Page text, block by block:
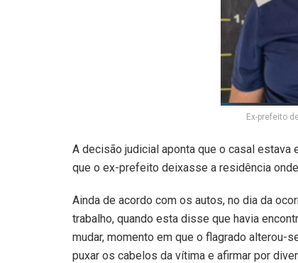
Ex-prefeito
A decisão judicial aponta que o casal
que o ex-prefeito deixasse a residência
Ainda de acordo com os autos, no dia da
trabalho, quando esta disse que havia
mudar, momento em que o flagrado alterou-
puxar os cabelos da vítima e afirmar por